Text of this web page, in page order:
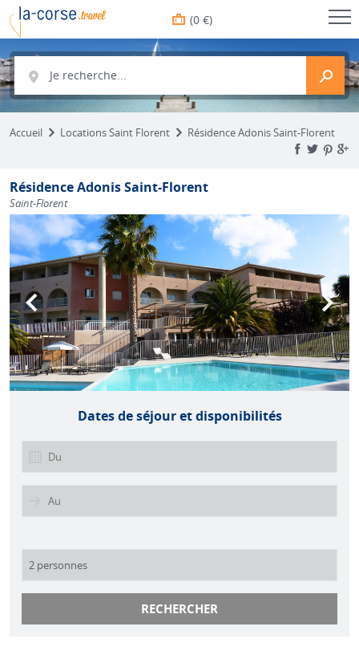
(0 €)
Je recherche...
Accueil Locations Saint Florent Résidence Adonis Saint-Florent
Résidence Adonis Saint-Florent
Saint-Florent
Dates de séjour et disponibilités
RECHERCHER